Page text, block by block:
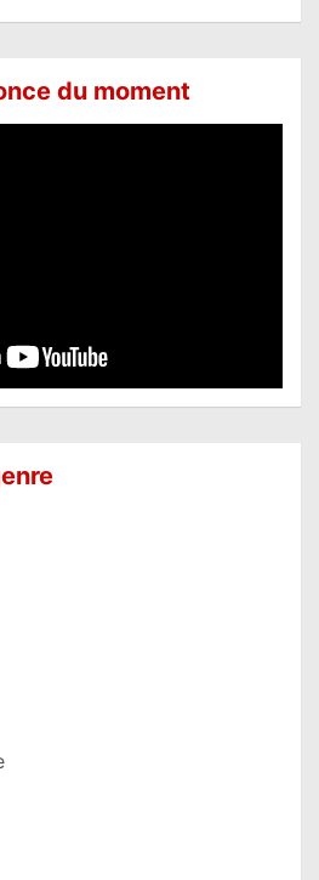
du moment